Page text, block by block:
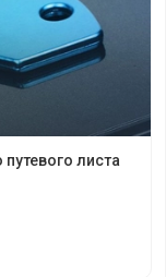
листа